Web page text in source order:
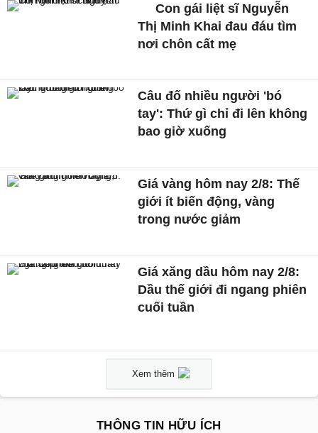
Con gái liệt sĩ Nguyễn
Thị Minh Khai đau đáu tìm
nơi chôn cất mẹ
Câu đố nhiều người 'bó
tay': Thứ gì chỉ đi lên không
bao giờ xuống
Giá vàng hôm nay 2/8: Thế
giới ít biến động, vàng
trong nước giảm
Giá xăng dầu hôm nay 2/8:
Dầu thế giới đi ngang phiên
cuối tuần
Xem thêm
THÔNG TIN HỮU ÍCH